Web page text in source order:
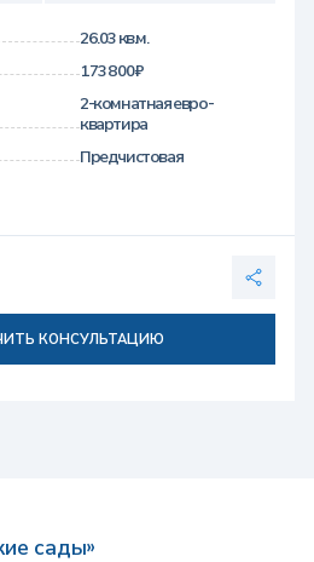
26.03 кв.м.
173 800 ₽
2-комнатная евро-
квартира
Предчистовая
КОНСУЛЬТАЦИЮ
сады»